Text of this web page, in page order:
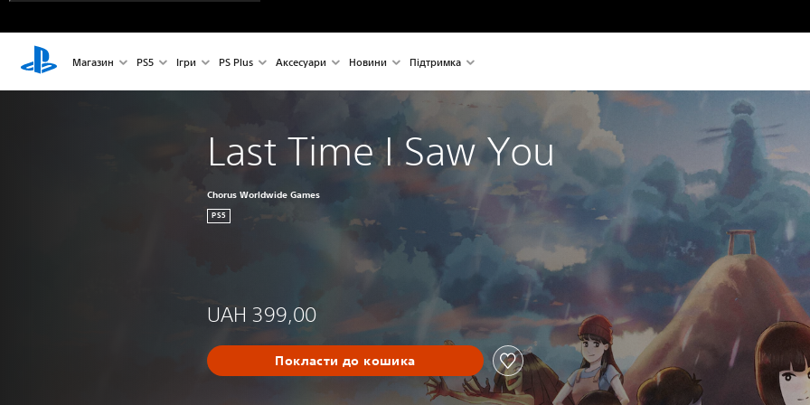
Магазин PS5 Ігри PS Plus Аксесуари Новини Підтримка
Last Time I Saw You
Chorus Worldwide Games
PS5
UAH 399,00
Покласти до кошика